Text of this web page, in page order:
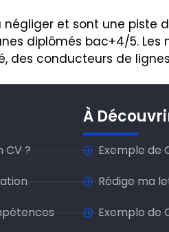
et sont une piste
diplômés bac+4/5.
des conducteurs de
CV ?
À
Exemple de
Rédige ma
Exemplo de